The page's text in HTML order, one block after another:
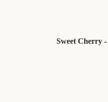
Sweet Cherry -